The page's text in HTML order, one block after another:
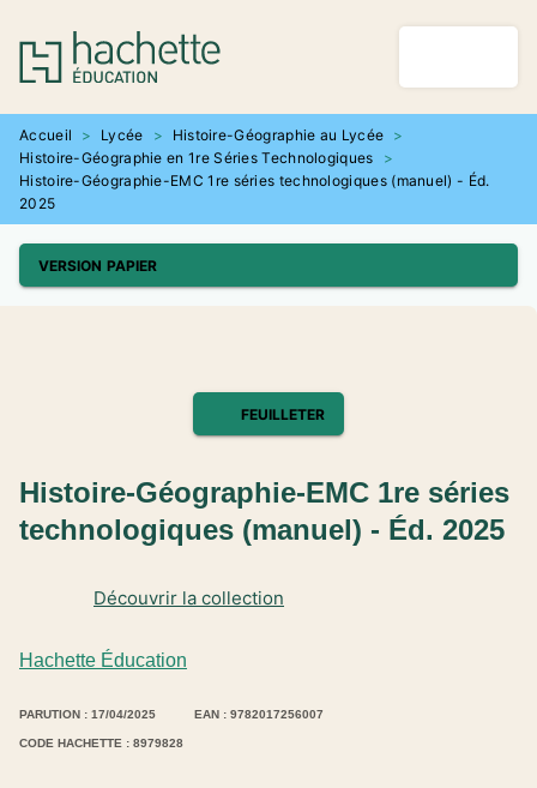
MENU RECHERCHE
PIED DE PAGE
Accueil > Lycée > Histoire-Géographie au Lycée >
Histoire-Géographie en 1re Séries Technologiques
>
Histoire-Géographie-EMC 1re séries technologiques (manuel) - Éd.
2025
VERSION PAPIER
FEUILLETER
Hachette Éducation
Découvrir la collection
Histoire-Géographie-EMC 1re séries
technologiques (manuel) - Éd. 2025
PARUTION : 17/04/2025 EAN : 9782017256007
CODE HACHETTE : 8979828